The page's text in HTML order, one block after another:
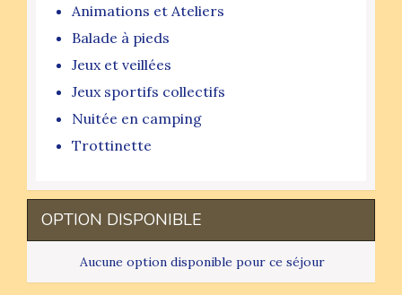
Animations et Ateliers
Balade à pieds
Jeux et veillées
Jeux sportifs collectifs
Nuitée en camping
Trottinette
OPTION DISPONIBLE
Aucune option disponible pour ce séjour